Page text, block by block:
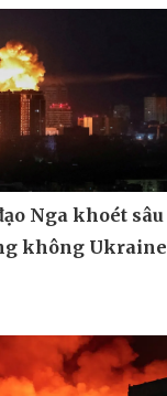
Nga khoét sâu
không Ukraine